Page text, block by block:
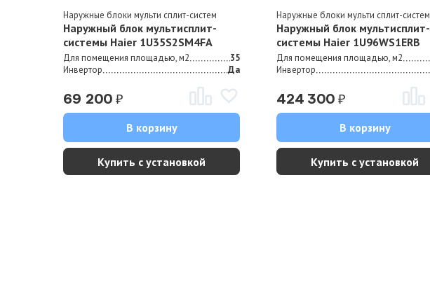
Наружные блоки мульти сплит-систем
Наружный блок мультисплит-
системы Haier 1U35S2SM4FA
Для помещения площадью, м2
35
Инвертор
Да
69 200₽
В корзину
Купить с установкой
Наружные блоки мульти сплит-систем
Наружный блок мультисплит-
системы Haier 1U96WS1ERB
Для помещения площадью, м2
Инвертор
424 300₽
В корзину
Купить с установкой